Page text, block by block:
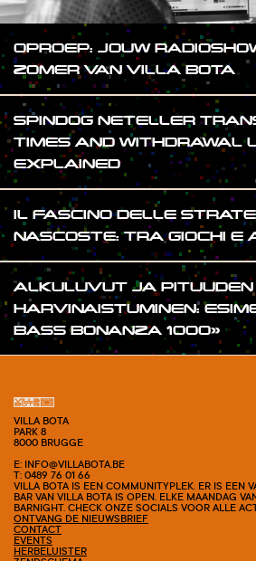
OPROEP: JOUW
ZOMER VAN VILLA BOTA
SPINDOG NETELLER
TIMES AND WITHDRAWAL
EXPLAINED
IL FASCINO DELLE
NASCOSTE: TRA GIOCHI E
ALKULUVUT JA PITUUDEN
HARVINAISTUMINEN:
BASS BONANZA 1000»
VILLA BOTA
PARK 8
8000 BRUGGE
E: INFO@VILLABOTA.BE
T: 0489 76 01 66
VILLA BOTA IS EEN COMMUNITYPLEK. ER IS EEN
BAR VAN VILLA BOTA IS OPEN. ELKE MAANDAG
BARNIGHT. CHECK ONZE SOCIALS VOOR ALLE
ONTVANG DE NIEUWSBRIEF
CONTACT
EVENTS
HERBELUISTER